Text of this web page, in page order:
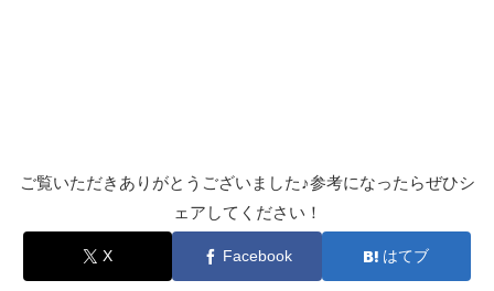
ご覧いただきありがとうございました♪参考になったらぜひシ
ェアしてください！
X Facebook はてブ